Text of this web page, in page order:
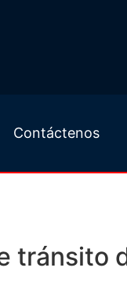
Contáctenos
tránsito